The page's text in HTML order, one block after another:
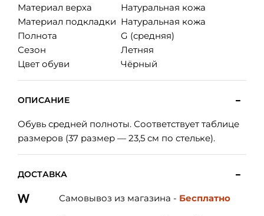
Материал верха
Натуральная кожа
Материал подкладки Натуральная кожа
Полнота
G (средняя)
Сезон
Летняя
Цвет обуви
Чёрный
ОПИСАНИЕ
Обувь средней полноты. Соответствует таблице
размеров (37 размер — 23,5 см по стельке).
ДОСТАВКА
Самовывоз из магазина - Бесплатно